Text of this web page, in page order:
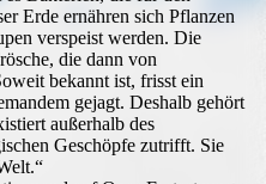
Erde ernähren sich Pflanzen
verspeist werden. Die
die dann von
bekannt ist, frisst ein
gejagt. Deshalb gehört
außerhalb des
Geschöpfe zutrifft. Sie